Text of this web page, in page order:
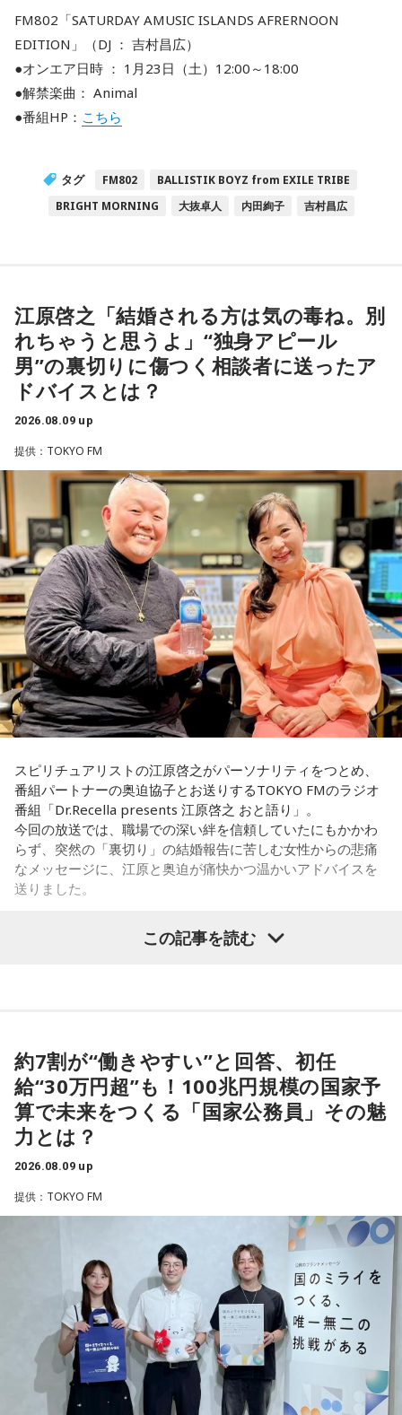
FM802「SATURDAY AMUSIC ISLANDS AFRERNOON
EDITION」（DJ ： 吉村昌広）
●オンエア日時 ： 1月23日（土）12:00～18:00
●解禁楽曲： Animal
●番組HP： こちら
タグ FM802
BALLISTIK BOYZ from EXILE TRIBE
BRIGHT MORNING
大抜卓人 内田絢子 吉村昌広
江原啓之「結婚される方は気の毒ね。別
れちゃうと思うよ」“独身アピール
男”の裏切りに傷つく相談者に送ったア
ドバイスとは？
2026.08.09 up
提供：TOKYO FM
スピリチュアリストの江原啓之がパーソナリティをつとめ、
番組パートナーの奥迫協子とお送りするTOKYO FMのラジオ
番組「Dr.Recella presents 江原啓之 おと語り」。
今回の放送では、職場での深い絆を信頼していたにもかかわ
らず、突然の「裏切り」の結婚報告に苦しむ女性からの悲痛
なメッセージに、江原と奥迫が痛快かつ温かいアドバイスを
送りました。
私はある男性と4年前に職場で出会いました。男性は私の1つ
上で、高校教師です。とてもひょうきんな方で、話している
と楽しくて、すぐに仲良くなりました。ただ、男女関係はな
く、3年半以上、毎日LINEをしたり、仕事後にご飯に行った
り、海に行ったり、お花見をしたり、蛍を見に行ったりと、
楽しい時間を過ごしていました。
男性との繋がりが日常になっていた今年の3月末に、男性から
朝イチに職場で話を聞くと、彼は20年近く交際している彼女
がいて、入籍すると言われました。突然すぎてビックリし
て、その場はおめでとうございますと伝えましたが、時間が
経つにつれ、喪失感や絶望感、彼からの裏切りのような気持
ちがわきあがり、仕事中に男性を呼び出し、私や彼女に不誠
実ではないかと責めました。今後、プライベートな話はしな
いと告げ、今は仕事上の話しかしておらず、職場の雰囲気は
悪くなり、お互い、居心地が悪くなっています。
私は仕事上でも、プライベートでも、その男性を信頼してい
この記事を読む
約7割が“働きやすい”と回答、初任
給“30万円超”も！100兆円規模の国家予
算で未来をつくる「国家公務員」その魅
力とは？
2026.08.09 up
提供：TOKYO FM